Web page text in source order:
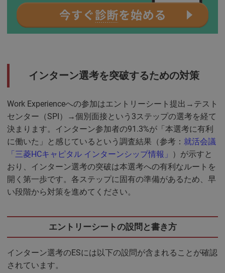
インターン選考を突破するための対策
Work Experienceへの参加はエントリーシート提出→テスト
センター（SPI）→個別面接という3ステップの選考を経て
決まります。インターン参加者の91.3%が「本選考に有利
に働いた」と感じているという調査結果（参考： 就活会議
「三菱HCキャピタル インターンシップ情報」 ）が示すと
おり、インターン選考の突破は本選考への有利なルートを
開く第一歩です。各ステップに固有の準備があるため、早
い段階から対策を進めてください。
エントリーシートの設問と書き方
インターン選考のESには以下の設問が含まれることが確認
されています。